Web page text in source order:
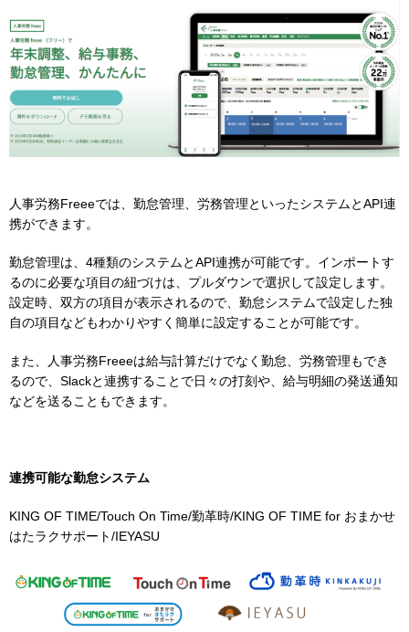
人事労務Freeeでは、勤怠管理、労務管理といったシステムとAPI連
携ができます。
勤怠管理は、4種類のシステムとAPI連携が可能です。インポートす
るのに必要な項目の紐づけは、プルダウンで選択して設定します。
設定時、双方の項目が表示されるので、勤怠システムで設定した独
自の項目などもわかりやすく簡単に設定することが可能です。
また、人事労務Freeeは給与計算だけでなく勤怠、労務管理もでき
るので、Slackと連携することで日々の打刻や、給与明細の発送通知
などを送ることもできます。
連携可能な勤怠システム
KING OF TIME/Touch On Time/勤革時/KING OF TIME for おまかせ
はたラクサポート/IEYASU